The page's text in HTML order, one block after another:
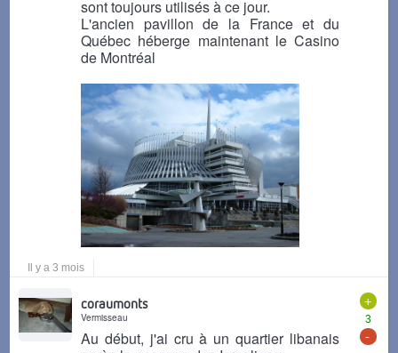
sont toujours utilisés à ce jour.
L'ancien pavillon de la France et du
Québec héberge maintenant le Casino
de Montréal
Il y a 3 mois
+
3
-
coraumonts
Vermisseau
Au début, j'ai cru à un quartier libanais